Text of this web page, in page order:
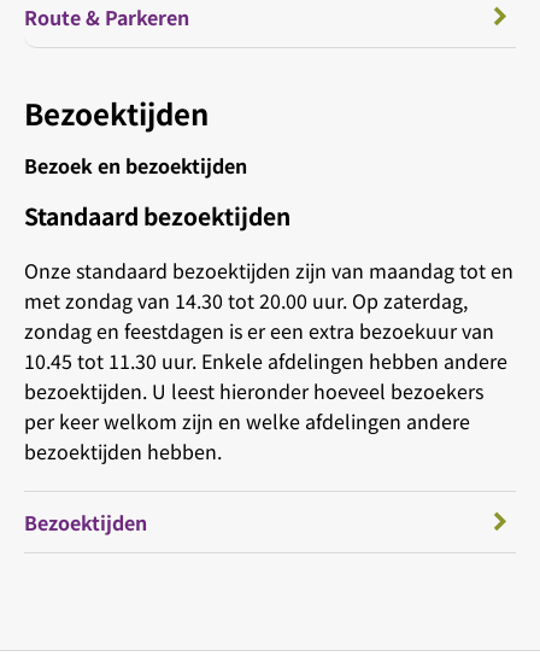
Route & Parkeren
Bezoektijden
Bezoek en bezoektijden
Standaard bezoektijden
Onze standaard bezoektijden zijn van maandag tot en
met zondag van 14.30 tot 20.00 uur. Op zaterdag,
zondag en feestdagen is er een extra bezoekuur van
10.45 tot 11.30 uur. Enkele afdelingen hebben andere
bezoektijden. U leest hieronder hoeveel bezoekers
per keer welkom zijn en welke afdelingen andere
bezoektijden hebben.
Bezoektijden